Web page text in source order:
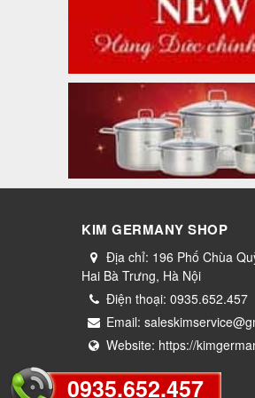
KIM GERMANY SHOP
Địa chỉ: 196 Phố Chùa
Hai Bà Trưng, Hà Nội
Điện thoại: 0935.652.457
Email:
Website: https://
0935.652.457